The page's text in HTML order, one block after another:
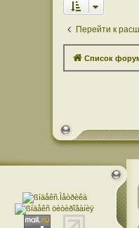
Перейти к
Список